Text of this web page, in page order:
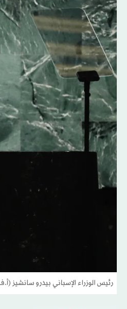
رئيس الوزراء الإسباني بيدرو سانشيز